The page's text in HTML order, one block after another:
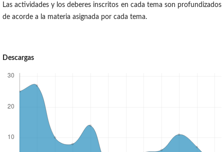
Las actividades y los deberes inscritos en cada tema son profundizados
de acorde a la materia asignada por cada tema.
Descargas